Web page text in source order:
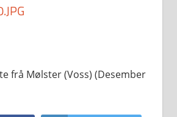
frå Mølster (Voss) (Desember